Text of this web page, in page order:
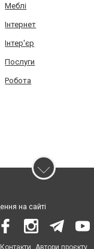
Меблі
Інтернет
Інтер'єр
Послуги
Робота
на сайті
Контакти Автори проєкту